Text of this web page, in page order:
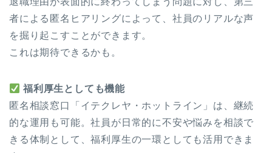
者による匿名ヒアリングによって、社員のリアルな声
を掘り起こすことができます。
これは期待できるかも。
福利厚生としても機能
匿名相談窓口「イテクレヤ・ホットライン」は、継続
的な運用も可能。社員が日常的に不安や悩みを相談で
きる体制として、福利厚生の一環としても活用できま